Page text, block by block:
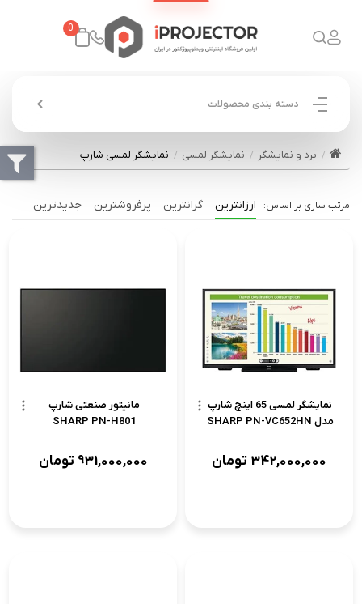
0
دسته بندی محصولات
برد و نمایشگر نمایشگر لمسی نمایشگر لمسی شارپ
ارزانترین گرانترین پرفروشترین جدیدترین
نمایشگر لمسی 65 اینچ شارپ
مدل SHARP PN-VC652HN
342,000,000 تومان
مانیتور صنعتی شارپ
SHARP PN-H801
931,000,000 تومان